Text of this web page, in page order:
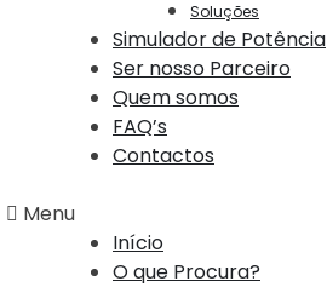
Soluções
Simulador de Potência
Ser nosso Parceiro
Quem somos
FAQ’s
Contactos
Menu
Início
O que Procura?